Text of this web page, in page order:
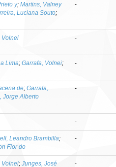
y;Martins, Valney
Luciana Souto;
-
Volnei -
Lima;Garrafa, Volnei;
-
de;Garrafa,
Jorge Alberto
-
-
Leandro Brambilla;
Flor do
-
Volnei;Junges, José
-